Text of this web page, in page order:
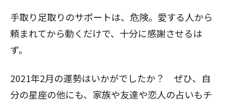
手取り足取りのサポートは、危険。愛する人から
頼まれてから動くだけで、十分に感謝させるは
ず。
2021年2月の運勢はいかがでしたか？ ぜひ、自
分の星座の他にも、家族や友達や恋人の占いもチ